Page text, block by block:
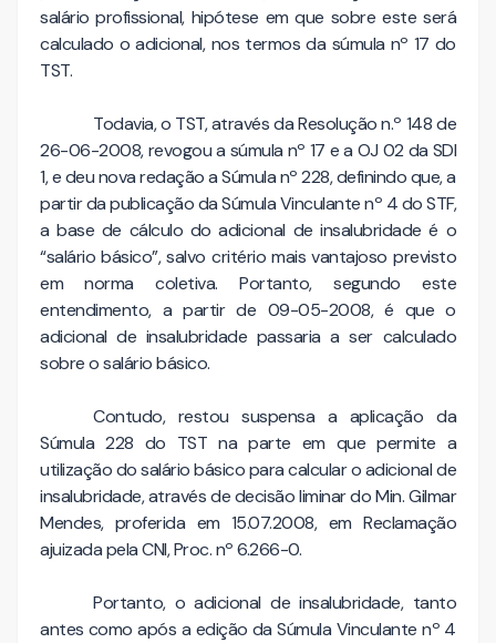
salário profissional, hipótese em que sobre este será
calculado o adicional, nos termos da súmula nº 17 do
TST.
Todavia, o TST, através da Resolução n.º 148 de
26-06-2008, revogou a súmula nº 17 e a OJ 02 da SDI
1, e deu nova redação a Súmula nº 228, definindo que, a
partir da publicação da Súmula Vinculante nº 4 do STF,
a base de cálculo do adicional de insalubridade é o
“salário básico”, salvo critério mais vantajoso previsto
em norma coletiva. Portanto, segundo este
entendimento, a partir de 09-05-2008, é que o
adicional de insalubridade passaria a ser calculado
sobre o salário básico.
Contudo, restou suspensa a aplicação da
Súmula 228 do TST na parte em que permite a
utilização do salário básico para calcular o adicional de
insalubridade, através de decisão liminar do Min. Gilmar
Mendes, proferida em 15.07.2008, em Reclamação
ajuizada pela CNI, Proc. nº 6.266-0.
Portanto, o adicional de insalubridade, tanto
antes como após a edição da Súmula Vinculante nº 4